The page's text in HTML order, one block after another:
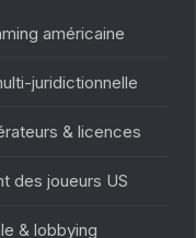
américaine
juridictionnelle
& licences
des joueurs US
& lobbying